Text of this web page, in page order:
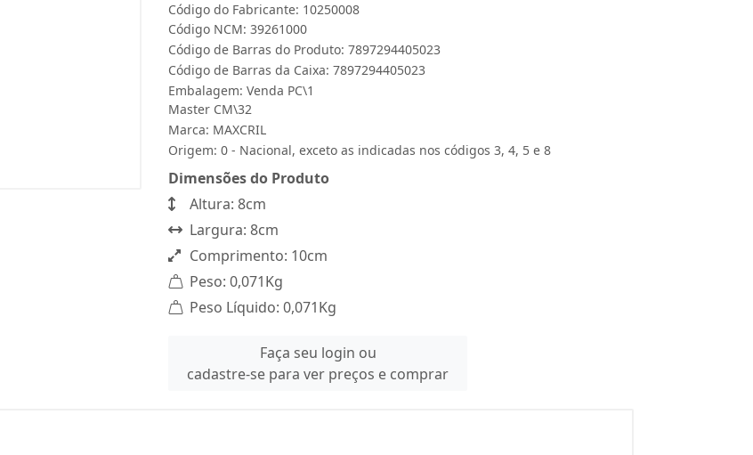
Código do Fabricante: 10250008
Código NCM: 39261000
Código de Barras do Produto: 7897294405023
Código de Barras da Caixa: 7897294405023
Embalagem: Venda PC\1
Master CM\32
Marca: MAXCRIL
Origem: 0 - Nacional, exceto as indicadas nos códigos 3, 4, 5 e 8
Dimensões do Produto
Altura: 8cm
Largura: 8cm
Comprimento: 10cm
Peso: 0,071Kg
Peso Líquido: 0,071Kg
Faça seu login ou
cadastre-se para ver preços e comprar